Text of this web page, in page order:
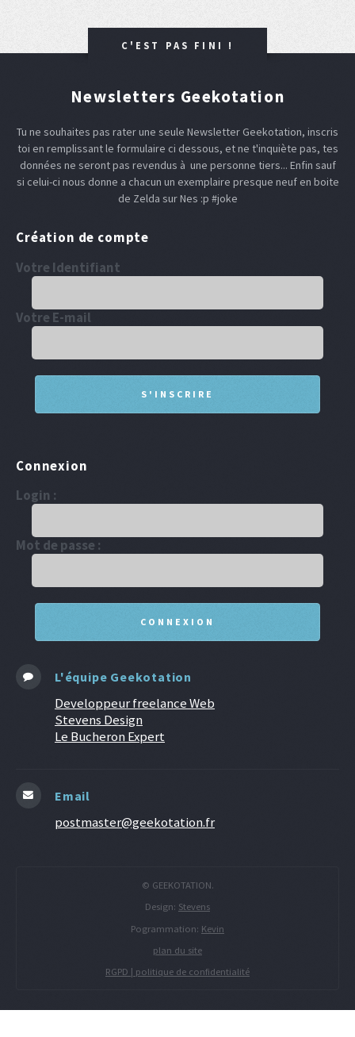
C'EST PAS FINI !
Newsletters Geekotation
Tu ne souhaites pas rater une seule Newsletter Geekotation, inscris
toi en remplissant le formulaire ci dessous, et ne t'inquiète pas, tes
données ne seront pas revendus à une personne tiers... Enfin sauf
si celui-ci nous donne a chacun un exemplaire presque neuf en boite
de Zelda sur Nes :p #joke
Création de compte
Votre Identifiant
Votre E-mail
Connexion
Login :
Mot de passe :
L'équipe Geekotation
Developpeur freelance Web
Stevens Design
Le Bucheron Expert
Email
postmaster@geekotation.fr
© GEEKOTATION.
Design: Stevens
Pogrammation: Kevin
plan du site
RGPD | politique de confidentialité